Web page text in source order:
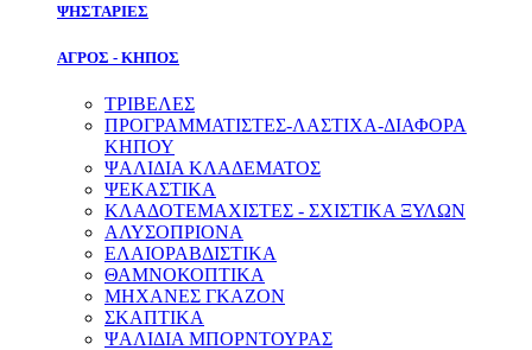
ΨΗΣΤΑΡΙΕΣ
ΑΓΡΟΣ - ΚΗΠΟΣ
ΤΡΙΒΕΛΕΣ
ΠΡΟΓΡΑΜΜΑΤΙΣΤΕΣ-ΛΑΣΤΙΧΑ-ΔΙΑΦOΡΑ
ΚΗΠΟΥ
ΨΑΛΙΔΙΑ ΚΛΑΔΕΜΑΤΟΣ
ΨΕΚΑΣΤΙΚΑ
ΚΛΑΔΟΤΕΜΑΧΙΣΤΕΣ - ΣΧΙΣΤΙΚΑ ΞΥΛΩΝ
ΑΛΥΣΟΠΡΙΟΝΑ
ΕΛΑΙΟΡΑΒΔΙΣΤΙΚΑ
ΘΑΜΝΟΚΟΠΤΙΚΑ
ΜΗΧΑΝΕΣ ΓΚΑΖΟΝ
ΣΚΑΠΤΙΚΑ
ΨΑΛΙΔΙΑ ΜΠΟΡΝΤΟΥΡΑΣ